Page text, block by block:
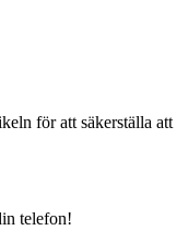
för att säkerställa att
telefon!